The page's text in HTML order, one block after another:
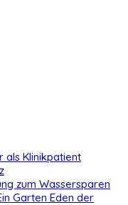
als Klinikpatient
zum Wassersparen
Garten Eden der